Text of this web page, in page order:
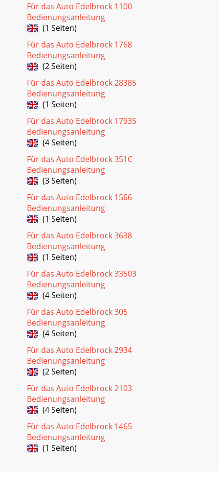
Für das Auto Edelbrock 1100
Bedienungsanleitung
(1 Seiten)
Für das Auto Edelbrock 1768
Bedienungsanleitung
(2 Seiten)
Für das Auto Edelbrock 28385
Bedienungsanleitung
(1 Seiten)
Für das Auto Edelbrock 17935
Bedienungsanleitung
(4 Seiten)
Für das Auto Edelbrock 351C
Bedienungsanleitung
(3 Seiten)
Für das Auto Edelbrock 1566
Bedienungsanleitung
(1 Seiten)
Für das Auto Edelbrock 3638
Bedienungsanleitung
(1 Seiten)
Für das Auto Edelbrock 33503
Bedienungsanleitung
(4 Seiten)
Für das Auto Edelbrock 305
Bedienungsanleitung
(4 Seiten)
Für das Auto Edelbrock 2934
Bedienungsanleitung
(2 Seiten)
Für das Auto Edelbrock 2103
Bedienungsanleitung
(4 Seiten)
Für das Auto Edelbrock 1465
Bedienungsanleitung
(1 Seiten)